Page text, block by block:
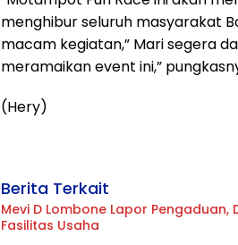
menghibur seluruh masyarakat
macam kegiatan,” Mari segera
meramaikan event ini,”
(Hery)
Berita Terkait
Mevi D Lombone Lapor
Fasilitas Usaha